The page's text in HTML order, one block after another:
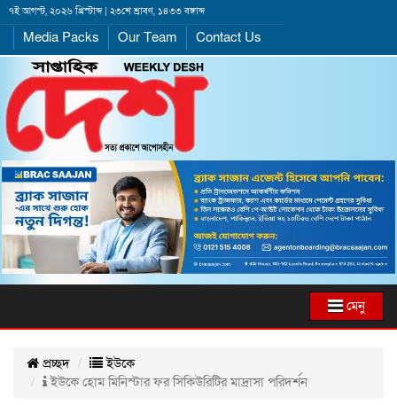
৭ই আগস্ট, ২০২৬ খ্রিস্টাব্দ | ২৩শে শ্রাবণ, ১৪৩৩ বঙ্গাব্দ
Media Packs Our Team Contact Us
মেনু
প্রচ্ছদ
ইউকে
ইউকে হোম মিনিস্টার ফর সিকিউরিটির মাদ্রাসা পরিদর্শন